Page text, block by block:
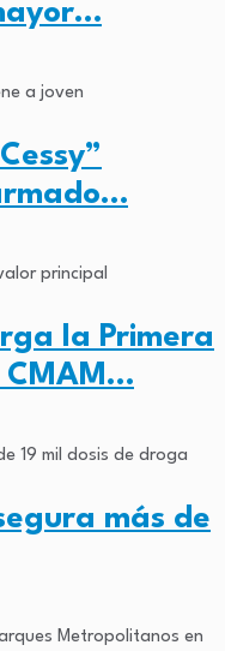
la Primera
CMAM…
más de